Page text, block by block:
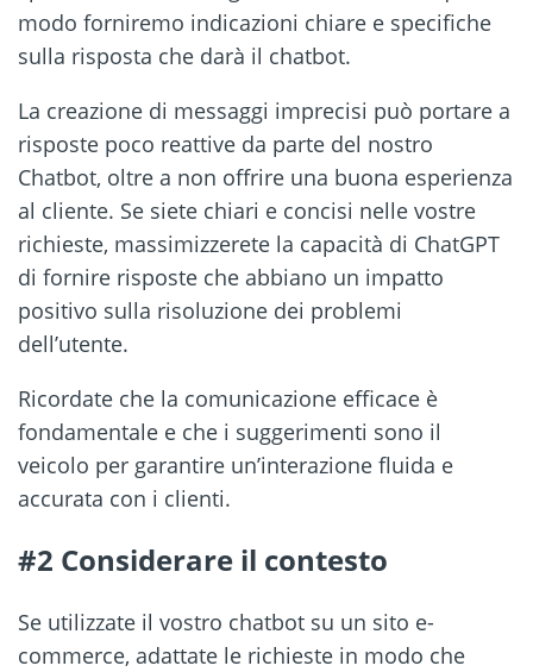
modo forniremo indicazioni chiare e specifiche
sulla risposta che darà il chatbot.
La creazione di messaggi imprecisi può portare a
risposte poco reattive da parte del nostro
Chatbot, oltre a non offrire una buona esperienza
al cliente. Se siete chiari e concisi nelle vostre
richieste, massimizzerete la capacità di ChatGPT
di fornire risposte che abbiano un impatto
positivo sulla risoluzione dei problemi
dell’utente.
Ricordate che la comunicazione efficace è
fondamentale e che i suggerimenti sono il
veicolo per garantire un’interazione fluida e
accurata con i clienti.
#2 Considerare il contesto
Se utilizzate il vostro chatbot su un sito e-
commerce, adattate le richieste in modo che